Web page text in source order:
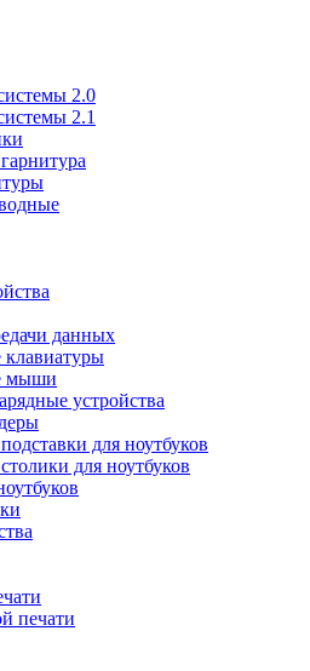
2.0
2.1
данных
мыши
устройства
для ноутбуков
для ноутбуков
печати